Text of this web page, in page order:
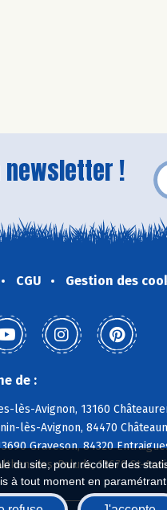
du site, pour récolter des
à tout moment en
newsletter !
CGU Gestion des
de :
lès-Avignon, 13160
lès-Avignon, 84470
Graveson, 84320
des-Paluds, 13670 St-